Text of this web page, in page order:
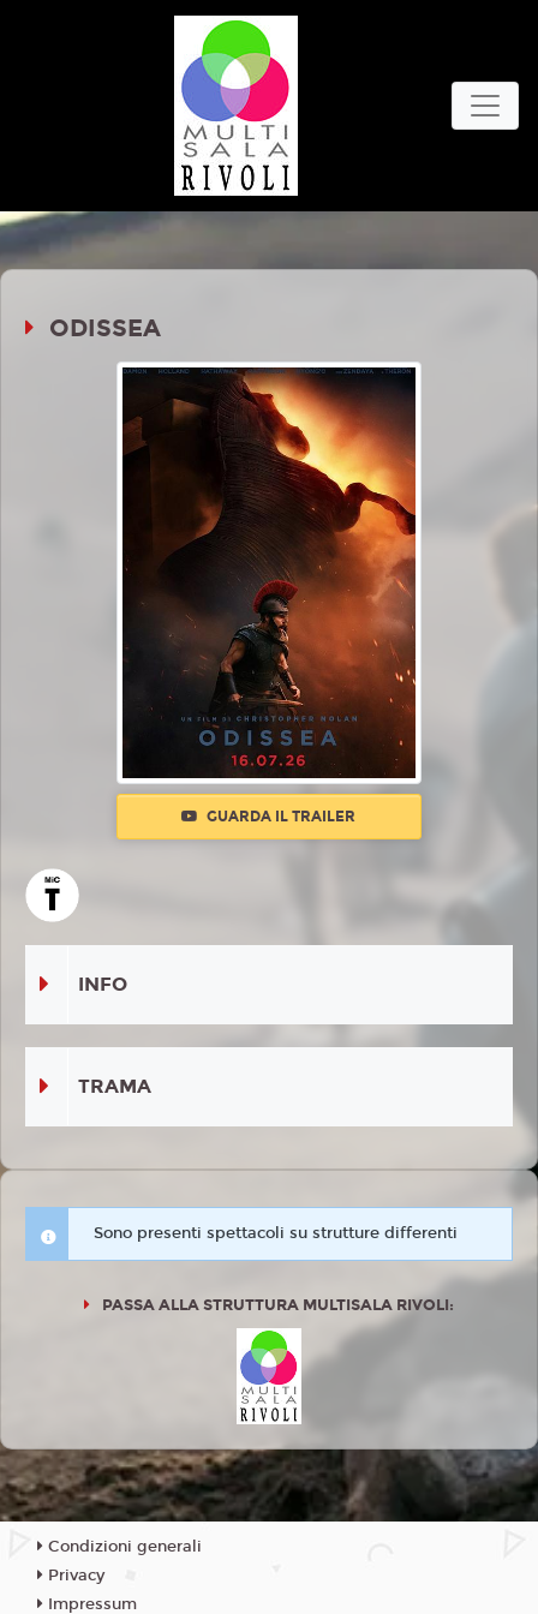
ODISSEA
GUARDA IL TRAILER
INFO
TRAMA
Sono presenti spettacoli su strutture differenti
PASSA ALLA STRUTTURA MULTISALA RIVOLI:
Condizioni generali
Privacy
Impressum